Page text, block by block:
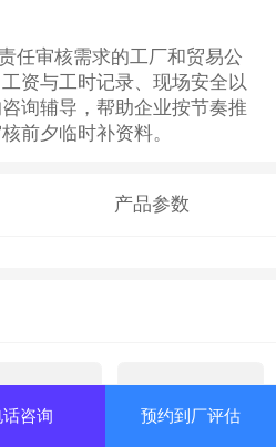
任审核需求的工厂和贸易公
资与工时记录、现场安全以
询辅导，帮助企业按节奏推
前夕临时补资料。
产品参数
话咨询 预约到厂评估